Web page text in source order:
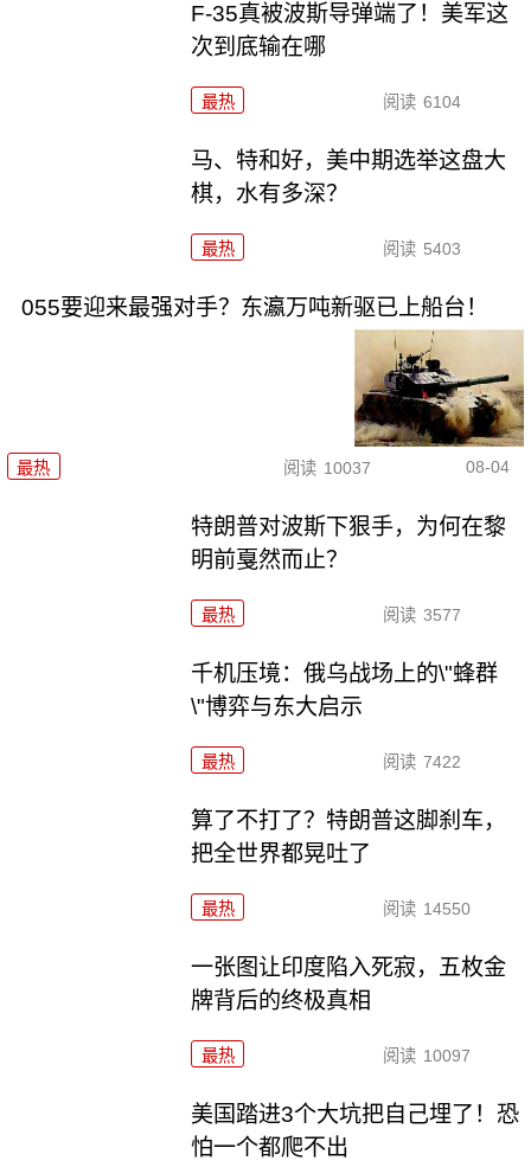
F-35真被波斯导弹端了！美军这
次到底输在哪
最热 阅读 6104
马、特和好，美中期选举这盘大
棋，水有多深？
最热 阅读 5403
055要迎来最强对手？东瀛万吨新驱已上船台！
最热 阅读 10037 08-04
特朗普对波斯下狠手，为何在黎
明前戛然而止？
最热 阅读 3577
千机压境：俄乌战场上的\"蜂群
\"博弈与东大启示
最热 阅读 7422
算了不打了？特朗普这脚刹车，
把全世界都晃吐了
最热 阅读 14550
一张图让印度陷入死寂，五枚金
牌背后的终极真相
最热 阅读 10097
美国踏进3个大坑把自己埋了！恐
怕一个都爬不出